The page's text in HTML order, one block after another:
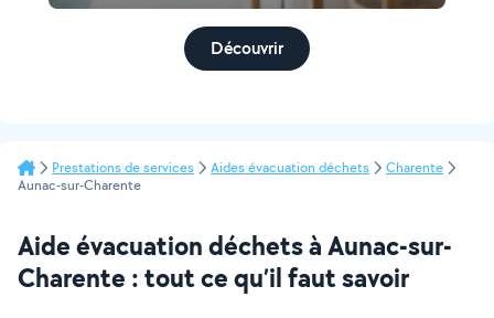
Découvrir
Prestations de services Aides évacuation déchets
Charente
Aunac-sur-Charente
Aide évacuation déchets à Aunac-sur-
Charente : tout ce qu’il faut savoir